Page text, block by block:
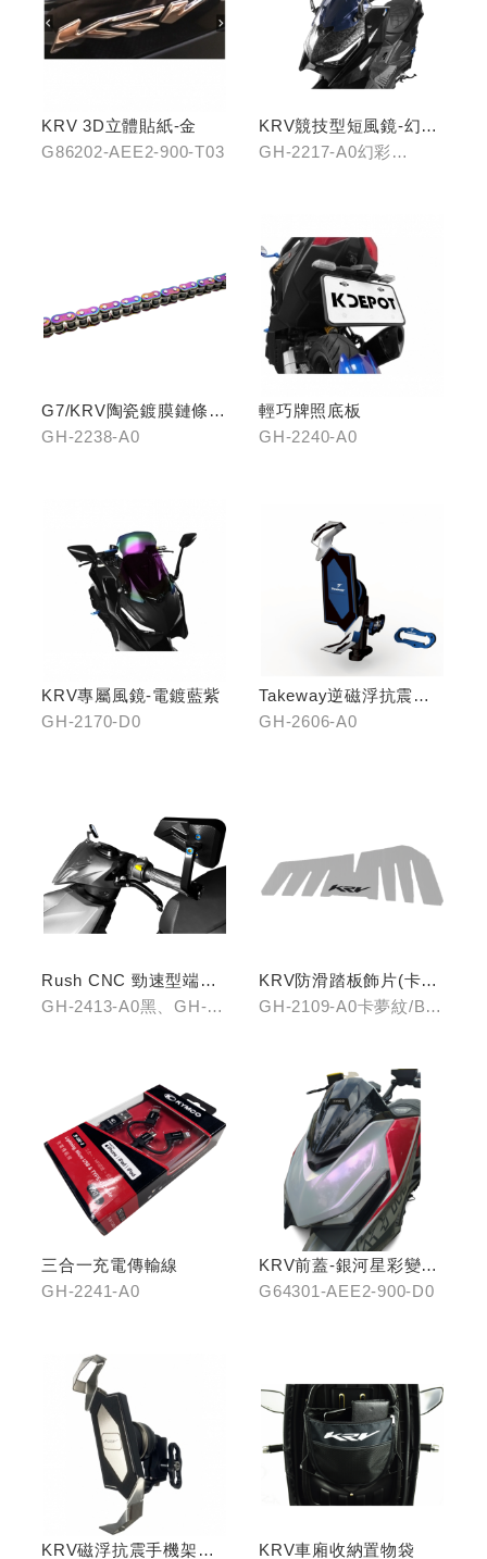
KRV 3D立體貼紙-金
G86202-AEE2-900-T03
KRV競技型短風鏡-幻彩
藍/燻黑
GH-2217-A0幻彩
G7/KRV陶瓷鍍膜鏈條-
炫彩
GH-2238-A0
輕巧牌照底板
GH-2240-A0
KRV專屬風鏡-電鍍藍紫
GH-2170-D0
Takeway逆磁浮抗震手
機架
GH-2606-A0
Rush CNC 勁速型端子
藍鏡(黑/銀/鈦)
GH-2413-A0黑、GH-
KRV防滑踏板飾片(卡夢
紋/金屬髮絲)
GH-2109-A0卡夢紋/B0
三合一充電傳輸線
GH-2241-A0
KRV前蓋-銀河星彩變色
龍
G64301-AEE2-900-D0
KRV磁浮抗震手機架組 KRV車廂收納置物袋